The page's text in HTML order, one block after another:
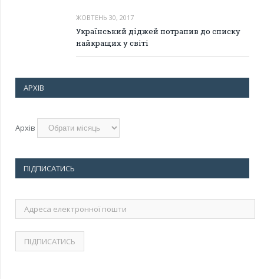
ЖОВТЕНЬ 30, 2017
Український діджей потрапив до списку
найкращих у світі
АРХІВ
Архів
ПІДПИСАТИСЬ
Адреса
електронної